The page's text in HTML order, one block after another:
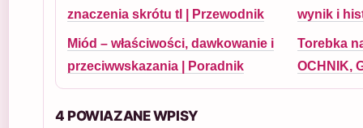
znaczenia skrótu tl | Przewodnik
wynik i
Miód – właściwości, dawkowanie i
przeciwwskazania | Poradnik
Torebka
OCHNIK,
4 POWIAZANE WPISY